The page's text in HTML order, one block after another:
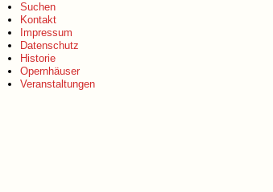
Suchen
Kontakt
Impressum
Datenschutz
Historie
Opernhäuser
Veranstaltungen